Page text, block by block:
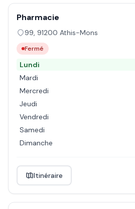
Pharmacie
99, 91200 Athis-Mons
Fermé
Lundi
Mardi
Mercredi
Jeudi
Vendredi
Samedi
Dimanche
Itinéraire